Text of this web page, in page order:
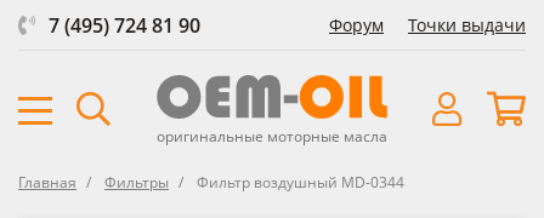
7 (495) 724 81 90 Форум Точки выдачи
оригинальные моторные масла
Главная Фильтры Фильтр воздушный MD-0344